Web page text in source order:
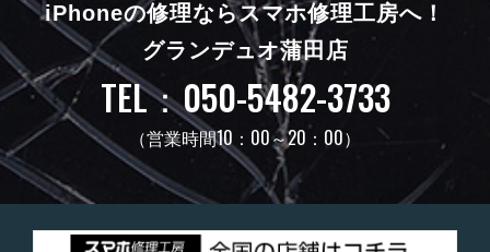
iPhoneの修理ならスマホ修理工房へ！
グランデュオ蒲田店
TEL：050-5482-3733
（営業時間10：00～20：00）